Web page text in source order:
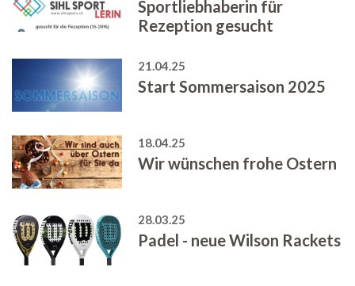
Sportliebhaberin für
Rezeption gesucht
21.04.25
Start Sommersaison 2025
18.04.25
Wir wünschen frohe Ostern
28.03.25
Padel - neue Wilson Rackets